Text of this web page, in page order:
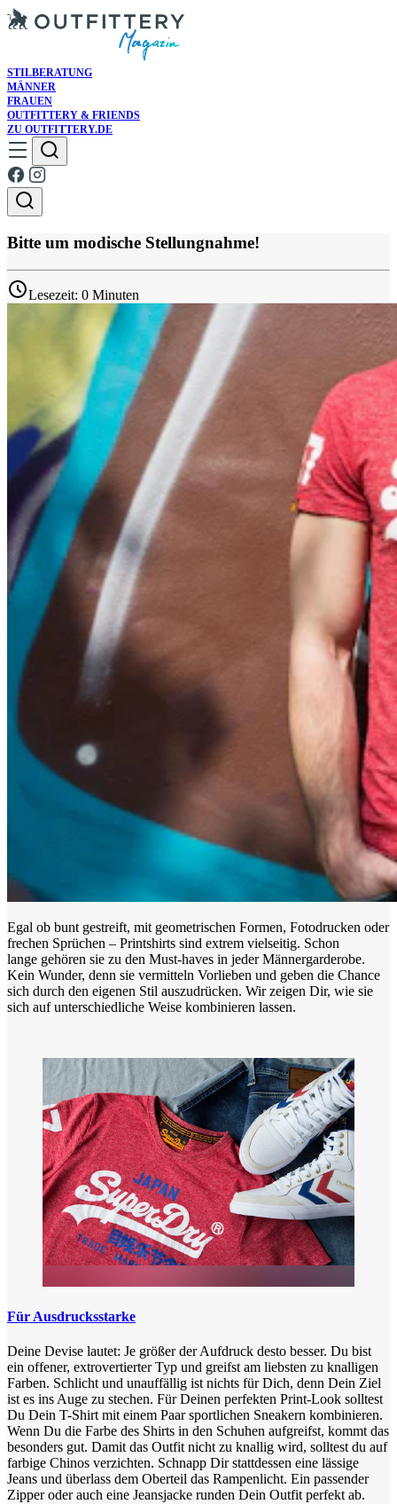
STILBERATUNG
MÄNNER
FRAUEN
OUTFITTERY & FRIENDS
ZU OUTFITTERY.DE
Bitte um modische Stellungnahme!
Lesezeit: 0 Minuten
Egal ob bunt gestreift, mit geometrischen Formen, Fotodrucken oder
frechen Sprüchen – Printshirts sind extrem vielseitig. Schon
lange gehören sie zu den Must-haves in jeder Männergarderobe.
Kein Wunder, denn sie vermitteln Vorlieben und geben die Chance
sich durch den eigenen Stil auszudrücken. Wir zeigen Dir, wie sie
sich auf unterschiedliche Weise kombinieren lassen.
Für Ausdrucksstarke
Deine Devise lautet: Je größer der Aufdruck desto besser. Du bist
ein offener, extrovertierter Typ und greifst am liebsten zu knalligen
Farben. Schlicht und unauffällig ist nichts für Dich, denn Dein Ziel
ist es ins Auge zu stechen. Für Deinen perfekten Print-Look solltest
Du Dein T-Shirt mit einem Paar sportlichen Sneakern kombinieren.
Wenn Du die Farbe des Shirts in den Schuhen aufgreifst, kommt das
besonders gut. Damit das Outfit nicht zu knallig wird, solltest du auf
farbige Chinos verzichten. Schnapp Dir stattdessen eine lässige
Jeans und überlass dem Oberteil das Rampenlicht. Ein passender
Zipper oder auch eine Jeansjacke runden Dein Outfit perfekt ab.